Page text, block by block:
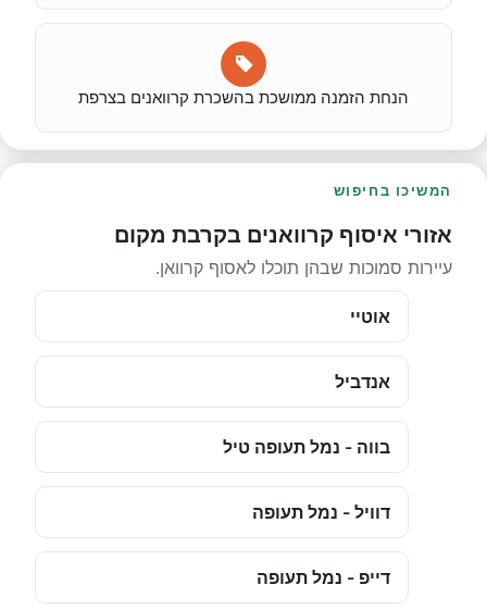
הנחת הזמנה ממושכת בהשכרת קרוואנים בצרפת
המשיכו בחיפוש
אזורי איסוף קרוואנים בקרבת מקום
עיירות סמוכות שבהן תוכלו לאסוף קרוואן.
אוטיי
אנדביל
בווה - נמל תעופה טיל
דוויל - נמל תעופה
דייפ - נמל תעופה